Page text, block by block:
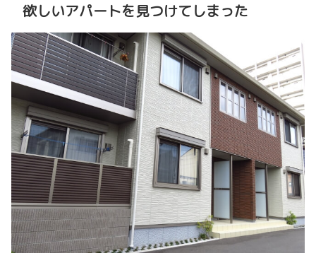
欲しいアパートを見つけてしまった